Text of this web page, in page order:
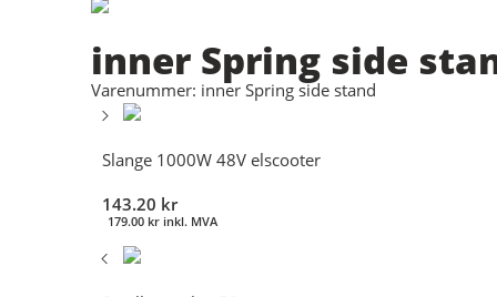
inner Spring side
Varenummer: inner Spring side stand
Slange 1000W 48V elscooter
143.20 kr
179.00 kr inkl. MVA